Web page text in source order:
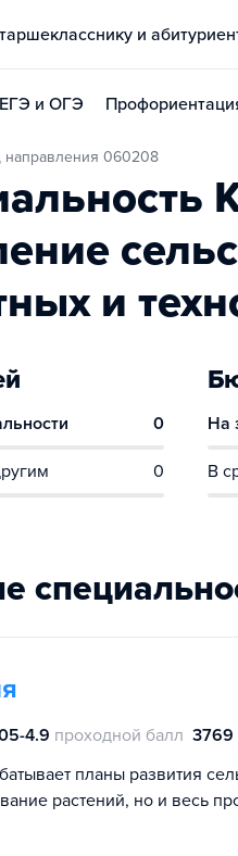
Старшекласснику и
и ОГЭ
направления 060208
и
0
0
На
В
4.9 проходной балл 3769
планы развития
растений, но и весь